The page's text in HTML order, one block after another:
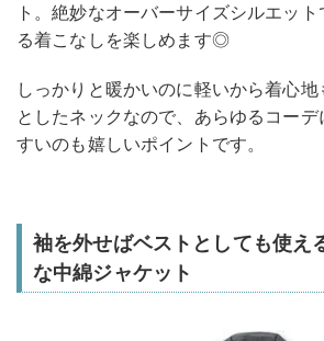
ト。絶妙なオーバーサイズシルエッ
る着こなしを楽しめます◎
しっかりと暖かいのに軽いから着心地
としたネックなので、あらゆるコー
すいのも嬉しいポイントです。
袖を外せばベストとしても使え
な中綿ジャケット